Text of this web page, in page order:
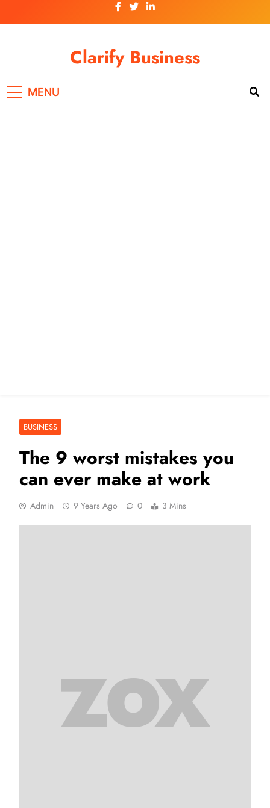
to
Clarify Business
MENU
BUSINESS
The 9 worst mistakes you
can ever make at work
Admin 9 Years Ago 0 3 Mins